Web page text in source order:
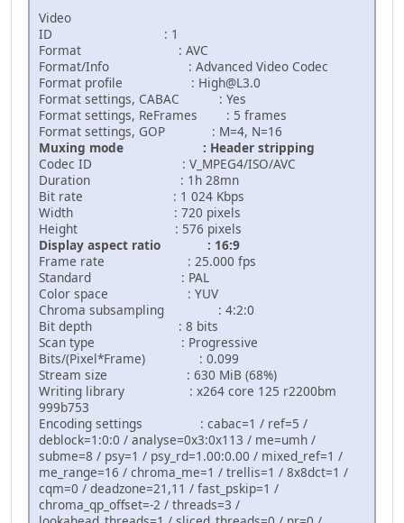
Video
ID : 1
Format : AVC
Format/Info : Advanced Video Codec
Format profile : High@L3.0
Format settings, CABAC : Yes
Format settings, ReFrames : 5 frames
Format settings, GOP : M=4, N=16
Muxing mode : Header stripping
Codec ID : V_MPEG4/ISO/AVC
Duration : 1h 28mn
Bit rate : 1 024 Kbps
Width : 720 pixels
Height : 576 pixels
Display aspect ratio : 16:9
Frame rate : 25.000 fps
Standard : PAL
Color space : YUV
Chroma subsampling : 4:2:0
Bit depth : 8 bits
Scan type : Progressive
Bits/(Pixel*Frame) : 0.099
Stream size : 630 MiB (68%)
Writing library : x264 core 125 r2200bm
999b753
Encoding settings : cabac=1 / ref=5 /
deblock=1:0:0 / analyse=0x3:0x113 / me=umh /
subme=8 / psy=1 / psy_rd=1.00:0.00 / mixed_ref=1 /
me_range=16 / chroma_me=1 / trellis=1 / 8x8dct=1 /
cqm=0 / deadzone=21,11 / fast_pskip=1 /
chroma_qp_offset=-2 / threads=3 /